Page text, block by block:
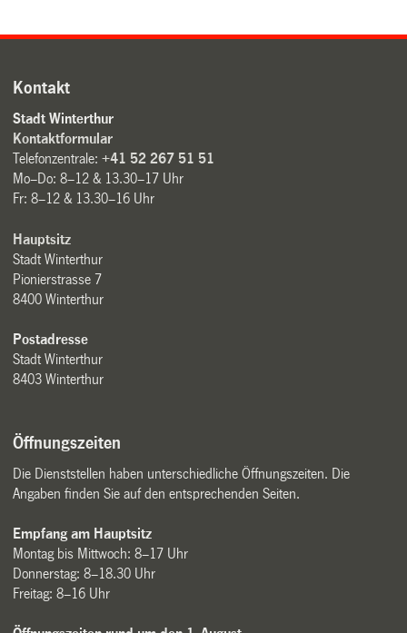
Kontakt
Stadt Winterthur
Kontaktformular
Telefonzentrale:+41 52 267 51 51
Mo–Do: 8–12 & 13.30–17 Uhr
Fr: 8–12 & 13.30–16 Uhr
Hauptsitz
Stadt Winterthur
Pionierstrasse 7
8400 Winterthur
Postadresse
Stadt Winterthur
8403 Winterthur
Öffnungszeiten
Die Dienststellen haben unterschiedliche Öffnungszeiten. Die
Angaben finden Sie auf den entsprechenden Seiten.
Empfang am Hauptsitz
Montag bis Mittwoch: 8–17 Uhr
Donnerstag: 8–18.30 Uhr
Freitag: 8–16 Uhr